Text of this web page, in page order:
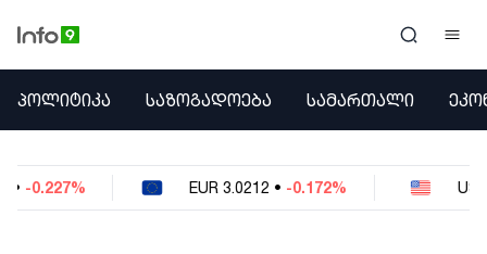
ᲞᲝᲚᲘᲢᲘᲙᲐ
ᲔᲙᲝᲜᲝᲛᲘᲙᲐ
ᲣᲪᲮᲝᲔᲗᲘ
ᲞᲝᲚᲘᲢᲘᲙᲐ ᲡᲐᲖᲝᲒᲐᲓᲝᲔᲑᲐ ᲡᲐᲛᲐᲠᲗᲐᲚᲘ
EUR 3.0212 -0.172% USD 2.621 -0.05%